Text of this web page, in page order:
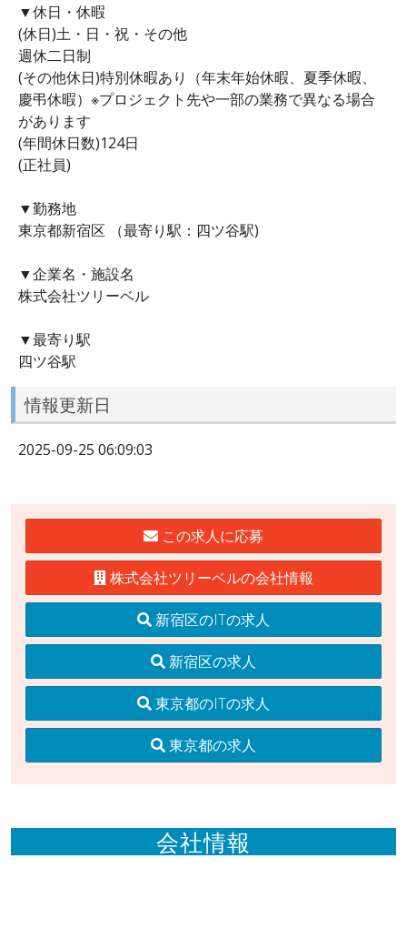
▼休日・休暇
(休日)土・日・祝・その他
週休二日制
(その他休日)特別休暇あり（年末年始休暇、夏季休暇、
慶弔休暇）※プロジェクト先や一部の業務で異なる場合
があります
(年間休日数)124日
(正社員)
▼勤務地
東京都新宿区 （最寄り駅：四ツ谷駅)
▼企業名・施設名
株式会社ツリーベル
▼最寄り駅
四ツ谷駅
情報更新日
2025-09-25 06:09:03
この求人に応募
株式会社ツリーベルの会社情報
新宿区のITの求人
新宿区の求人
東京都のITの求人
東京都の求人
会社情報